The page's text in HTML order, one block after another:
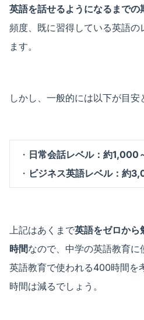
英語を話せるようになるまでの
頻度、既に習得している英語の
ます。
しかし、一般的には以下が目安
・ 日常会話レベル：約
・ ビジネス英語レベル：約
上記はあくまで英語をゼロから
時間なので、中学の英語教育
英語教育で使われる400時間を
時間は減るでしょう。